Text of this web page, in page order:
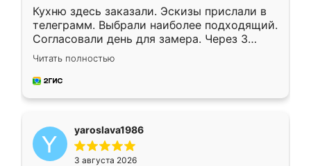
Кухню здесь заказали. Эскизы прислали в
телеграмм. Выбрали наиболее подходящий.
Согласовали день для замера. Через 3
недели кухня была уже готова. Остались
довольны работой. Спасибо Ренессанс
мебель за качественную работу!
Читать полностью
yaroslava1986
3 августа 2026